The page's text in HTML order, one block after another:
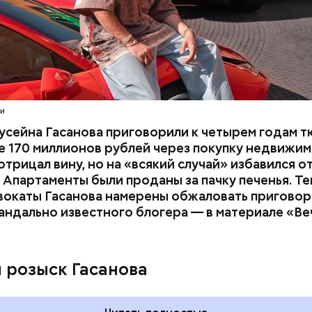
Гасанова приговорили к четырем годам
170 миллионов рублей через покупку
вину, но на «всякий случай» избавился
были проданы за пачку печенья.
Гасанова намерены обжаловать
известного блогера — в материале
Гасанова
расследование. В квартире потерпевших
видеонаблюдения. На записи попал 25-
Артем Миссюра, который тайно приходил в
и подсыпал им в еду химикаты. Также
младшая сестра.